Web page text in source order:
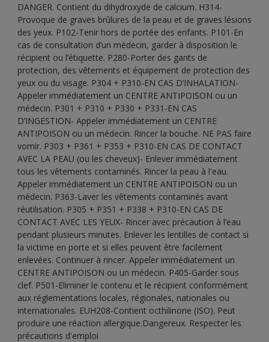
DANGER. Contient du dihydroxyde de calcium. H314-
Provoque de graves brûlures de la peau et de graves lésions
des yeux. P102-Tenir hors de portée des enfants. P101-En
cas de consultation d’un médecin, garder à disposition le
récipient ou l’étiquette. P280-Porter des gants de
protection, des vêtements et équipement de protection des
yeux ou du visage. P304 + P310-EN CAS D’INHALATION-
Appeler immédiatement un CENTRE ANTIPOISON ou un
médecin. P301 + P310 + P330 + P331-EN CAS
D’INGESTION- Appeler immédiatement un CENTRE
ANTIPOISON ou un médecin. Rincer la bouche. NE PAS faire
vomir. P303 + P361 + P353 + P310-EN CAS DE CONTACT
AVEC LA PEAU (ou les cheveux)- Enlever immédiatement
tous les vêtements contaminés. Rincer la peau à l'eau.
Appeler immédiatement un CENTRE ANTIPOISON ou un
médecin. P363-Laver les vêtements contaminés avant
réutilisation. P305 + P351 + P338 + P310-EN CAS DE
CONTACT AVEC LES YEUX- Rincer avec précaution à l’eau
pendant plusieurs minutes. Enlever les lentilles de contact si
la victime en porte et si elles peuvent être facilement
enlevées. Continuer à rincer. Appeler immédiatement un
CENTRE ANTIPOISON ou un médecin. P405-Garder sous
clef. P501-Eliminer le contenu et le récipient conformément
aux réglementations locales, régionales, nationales ou
internationales. EUH208-Contient octhilinone (ISO). Peut
produire une réaction allergique.Dangereux. Respecter les
précautions d'emploi